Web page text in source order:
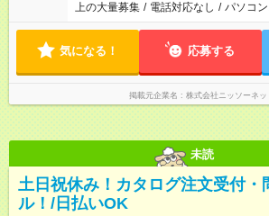
上の大量募集 / 電話対応なし / パソコ
気になる！ 応募する
掲載元企業名 株式会社ニッソーネッ
未読
土日祝休み！カタログ注文受付・
ル！/日払いOK